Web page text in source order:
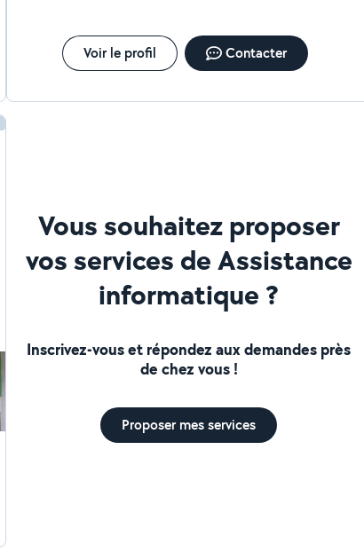
Voir le profil Contacter
Vous souhaitez proposer
vos services de Assistance
informatique ?
Inscrivez-vous et répondez aux demandes près
de chez vous !
Proposer mes services